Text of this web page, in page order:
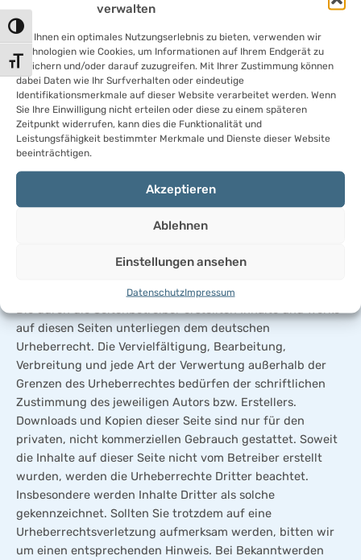
verwalten
Um Ihnen ein optimales Nutzungserlebnis zu bieten, verwenden wir
Technologien wie Cookies, um Informationen auf Ihrem Endgerät zu
speichern und/oder darauf zuzugreifen. Mit Ihrer Zustimmung können
dabei Daten wie Ihr Surfverhalten oder eindeutige
Identifikationsmerkmale auf dieser Website verarbeitet werden. Wenn
Sie Ihre Einwilligung nicht erteilen oder diese zu einem späteren
Zeitpunkt widerrufen, kann dies die Funktionalität und
Leistungsfähigkeit bestimmter Merkmale und Dienste dieser Website
beeinträchtigen.
Akzeptieren
Ablehnen
Einstellungen ansehen
DatenschutzImpressum
Umschalten auf hohe Kontraste
Schrift vergrößern
Haftung für Links
Unser Angebot enthält Links zu externen Webseiten
Dritter, auf deren Inhalte wir keinen Einfluss haben.
Deshalb können wir für diese fremden Inhalte auch keine
Gewähr übernehmen. Für die Inhalte der verlinkten Seiten
ist stets der jeweilige Anbieter oder Betreiber der Seiten
verantwortlich. Die verlinkten Seiten wurden zum
Zeitpunkt der Verlinkung auf mögliche Rechtsverstöße
überprüft. Rechtswidrige Inhalte waren zum Zeitpunkt der
Verlinkung nicht erkennbar. Eine permanente inhaltliche
Kontrolle der verlinkten Seiten ist jedoch ohne konkrete
Anhaltspunkte einer Rechtsverletzung nicht zumutbar. Bei
derartige Links umgehend entfernen.
auf diesen Seiten unterliegen dem deutschen
Urheberrecht. Die Vervielfältigung, Bearbeitung,
Verbreitung und jede Art der Verwertung außerhalb der
Grenzen des Urheberrechtes bedürfen der schriftlichen
Zustimmung des jeweiligen Autors bzw. Erstellers.
Downloads und Kopien dieser Seite sind nur für den
privaten, nicht kommerziellen Gebrauch gestattet. Soweit
die Inhalte auf dieser Seite nicht vom Betreiber erstellt
wurden, werden die Urheberrechte Dritter beachtet.
Insbesondere werden Inhalte Dritter als solche
gekennzeichnet. Sollten Sie trotzdem auf eine
Urheberrechtsverletzung aufmerksam werden, bitten wir
um einen entsprechenden Hinweis. Bei Bekanntwerden